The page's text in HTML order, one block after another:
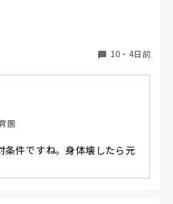
、午前、自分の家の用事だ
と、100名を超える保育
、午前保育も業務的には大
、午前保育、手伝います
聞かれたりします。が、辛
す。正規の先生の体力の方
10 ・ 4日前
園
条件ですね。身体壊したら元